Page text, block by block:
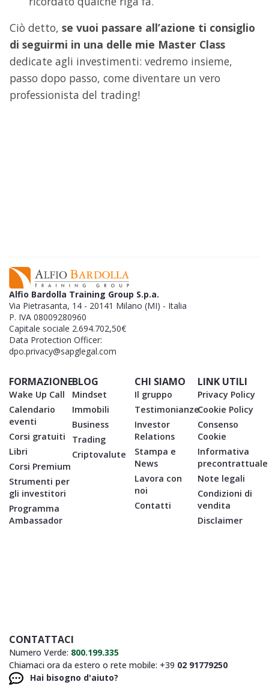
Ciò detto, se vuoi passare all’azione ti consiglio
di seguirmi in una delle mie Master Class
dedicate agli investimenti: vedremo insieme,
passo dopo passo, come diventare un vero
professionista del trading!
Alfio Bardolla Training Group S.p.a.
Via Pietrasanta, 14 - 20141 Milano (MI) - Italia
P. IVA 08009280960
Capitale sociale 2.694.702,50€
Data Protection Officer:
dpo.privacy@sapglegal.com
FORMAZIONE
Wake Up Call
Calendario
eventi
Corsi gratuiti
Libri
Corsi Premium
Strumenti per
gli investitori
Programma
Ambassador
BLOG
Mindset
Immobili
Business
Trading
Criptovalute
CHI SIAMO
Il gruppo
Testimonianze
Investor
Relations
Stampa e
News
Lavora con
noi
Contatti
LINK UTILI
Privacy Policy
Cookie Policy
Consenso
Cookie
Informativa
precontrattuale
Note legali
Condizioni di
vendita
Disclaimer
CONTATTACI
Numero Verde: 800.199.335
Chiamaci ora da estero o rete mobile: +39 02 91779250
Hai bisogno d'aiuto?